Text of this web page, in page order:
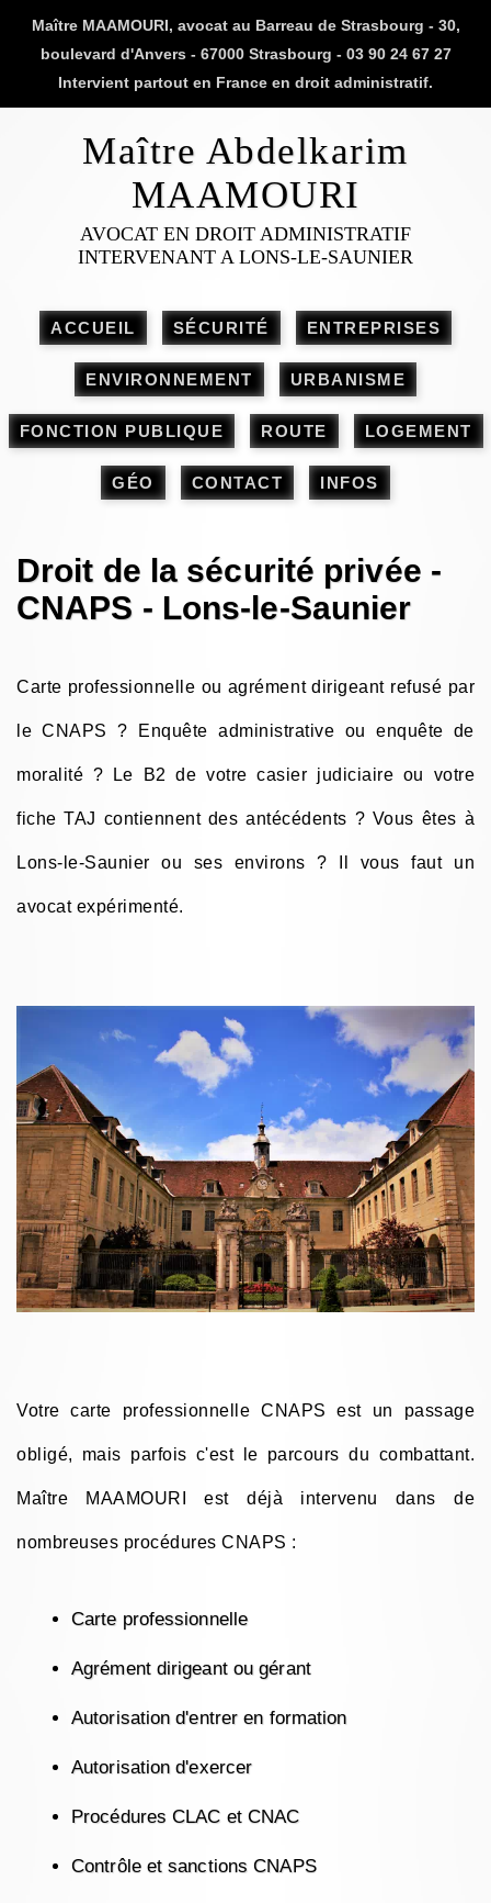
Maître MAAMOURI, avocat au Barreau de Strasbourg - 30,
boulevard d'Anvers - 67000 Strasbourg - 03 90 24 67 27
Intervient partout en France en droit administratif.
Maître Abdelkarim
MAAMOURI
AVOCAT EN DROIT ADMINISTRATIF
INTERVENANT A LONS-LE-SAUNIER
ACCUEIL SÉCURITÉ ENTREPRISES
ENVIRONNEMENT URBANISME
FONCTION PUBLIQUE ROUTE LOGEMENT
GÉO CONTACT INFOS
Droit de la sécurité privée -
CNAPS - Lons-le-Saunier
Carte professionnelle ou agrément dirigeant refusé par
le CNAPS ? Enquête administrative ou enquête de
moralité ? Le B2 de votre casier judiciaire ou votre
fiche TAJ contiennent des antécédents ? Vous êtes à
Lons-le-Saunier ou ses environs ? Il vous faut un
avocat expérimenté.
Votre carte professionnelle CNAPS est un passage
obligé, mais parfois c'est le parcours du combattant.
Maître MAAMOURI est déjà intervenu dans de
nombreuses procédures CNAPS :
Carte professionnelle
Agrément dirigeant ou gérant
Autorisation d'entrer en formation
Autorisation d'exercer
Procédures CLAC et CNAC
Contrôle et sanctions CNAPS